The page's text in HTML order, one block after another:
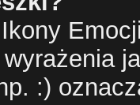
:)